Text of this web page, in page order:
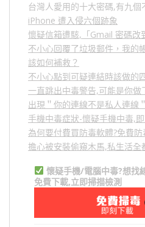
台灣人愛用的十大密碼,有九個
iPhone 遭入侵六個跡象
懷疑信箱遭駭,「Gmail 密碼
不小心回覆了垃圾郵件，我的
該如何補救？
不小心點到可疑連結時該做的
一直跳出中毒警告,可能是你做
出現＂你的連線不是私人連線
手機中毒症狀-懷疑手機中毒,
為何要付費買防毒軟體?免費
擔心被安裝偷窺木馬,私生活全
懷疑手機/電腦中毒?想找
免費下載,立即掃描檢測